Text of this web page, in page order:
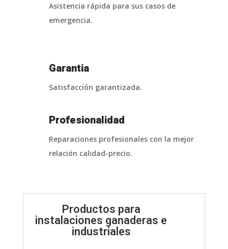
Asistencia rápida para sus casos de
emergencia.
Garantia
Satisfacción garantizada.
Profesionalidad
Reparaciones profesionales con la mejor
relación calidad-precio.
Productos para
instalaciones ganaderas e
industriales